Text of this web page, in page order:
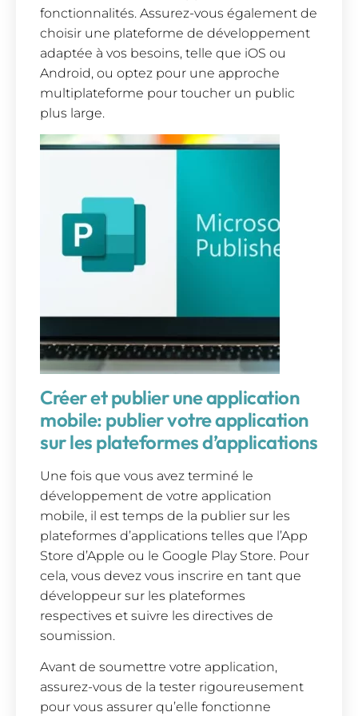
fonctionnalités. Assurez-vous également de
choisir une plateforme de développement
adaptée à vos besoins, telle que iOS ou
Android, ou optez pour une approche
multiplateforme pour toucher un public
plus large.
Créer et publier une application
mobile: publier votre application
sur les plateformes d’applications
Une fois que vous avez terminé le
développement de votre application
mobile, il est temps de la publier sur les
plateformes d’applications telles que l’App
Store d’Apple ou le Google Play Store. Pour
cela, vous devez vous inscrire en tant que
développeur sur les plateformes
respectives et suivre les directives de
soumission.
Avant de soumettre votre application,
assurez-vous de la tester rigoureusement
pour vous assurer qu’elle fonctionne